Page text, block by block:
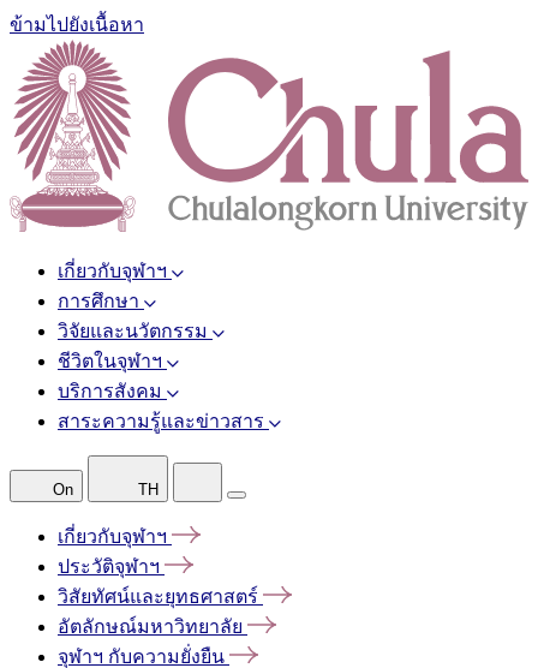
ข้ามไปยังเนื้อหา
เกี่ยวกับจุฬาฯ
การศึกษา
วิจัยและนวัตกรรม
ชีวิตในจุฬาฯ
บริการสังคม
สาระความรู้และข่าวสาร
On TH
เกี่ยวกับจุฬาฯ
ประวัติจุฬาฯ
วิสัยทัศน์และยุทธศาสตร์
อัตลักษณ์มหาวิทยาลัย
จุฬาฯ กับความยั่งยืน